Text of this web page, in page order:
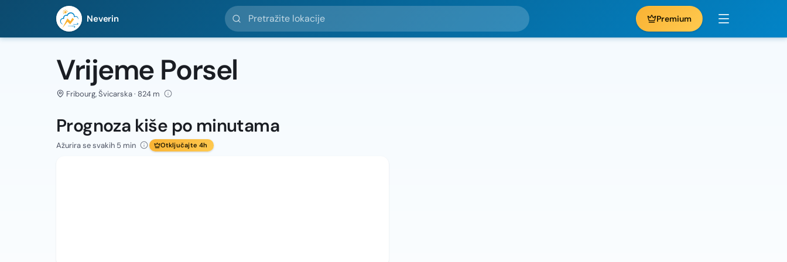
Neverin
Pretražite lokacije
Premium
Vrijeme Porsel
Fribourg, Švicarska · 824 m
Prognoza kiše po minutama
Ažurira se svakih 5 min Otključajte 4h